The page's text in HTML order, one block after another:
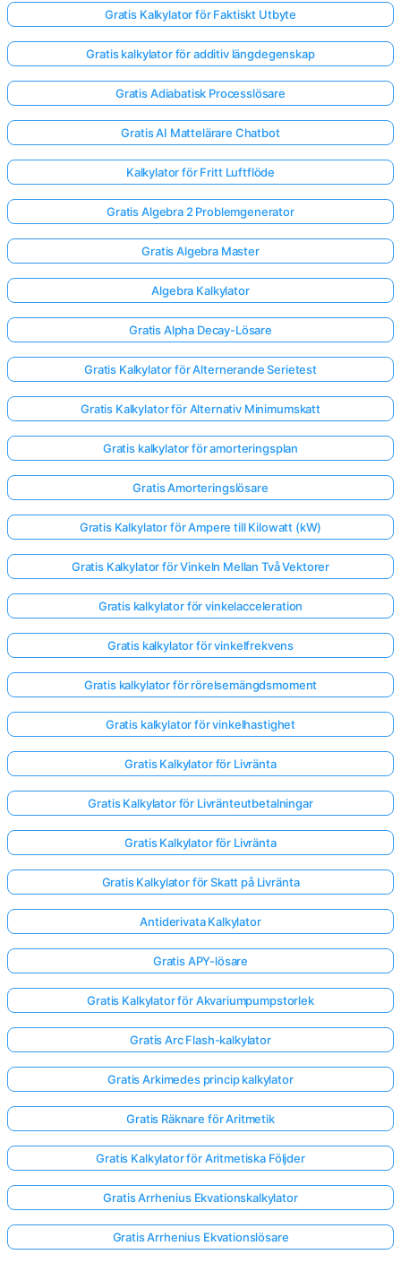
Gratis Kalkylator för Faktiskt Utbyte
Gratis kalkylator för additiv längdegenskap
Gratis Adiabatisk Processlösare
Gratis AI Mattelärare Chatbot
Kalkylator för Fritt Luftflöde
Gratis Algebra 2 Problemgenerator
Gratis Algebra Master
Algebra Kalkylator
Gratis Alpha Decay-Lösare
Gratis Kalkylator för Alternerande Serietest
Gratis Kalkylator för Alternativ Minimumskatt
Gratis kalkylator för amorteringsplan
Gratis Amorteringslösare
Gratis Kalkylator för Ampere till Kilowatt (kW)
Gratis Kalkylator för Vinkeln Mellan Två Vektorer
Gratis kalkylator för vinkelacceleration
Gratis kalkylator för vinkelfrekvens
Gratis kalkylator för rörelsemängdsmoment
Gratis kalkylator för vinkelhastighet
Gratis Kalkylator för Livränta
Gratis Kalkylator för Livränteutbetalningar
Gratis Kalkylator för Livränta
Gratis Kalkylator för Skatt på Livränta
Antiderivata Kalkylator
Gratis APY-lösare
Gratis Kalkylator för Akvariumpumpstorlek
Gratis Arc Flash-kalkylator
Gratis Arkimedes princip kalkylator
Gratis Räknare för Aritmetik
Gratis Kalkylator för Aritmetiska Följder
Gratis Arrhenius Ekvationskalkylator
Gratis Arrhenius Ekvationslösare